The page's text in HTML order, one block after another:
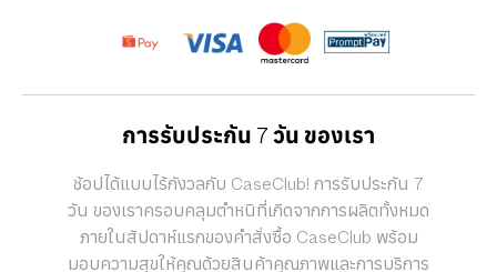
การรับประกัน 7 วัน ของเรา
ช้อปได้แบบไร้กังวลกับ CaseClub! การรับประกัน 7
วัน ของเราครอบคลุมตำหนิที่เกิดจากการผลิตทั้งหมด
ภายในสัปดาห์แรกของคำสั่งซื้อ CaseClub พร้อม
มอบความสุขให้คุณด้วยสินค้าคุณภาพและการบริการ